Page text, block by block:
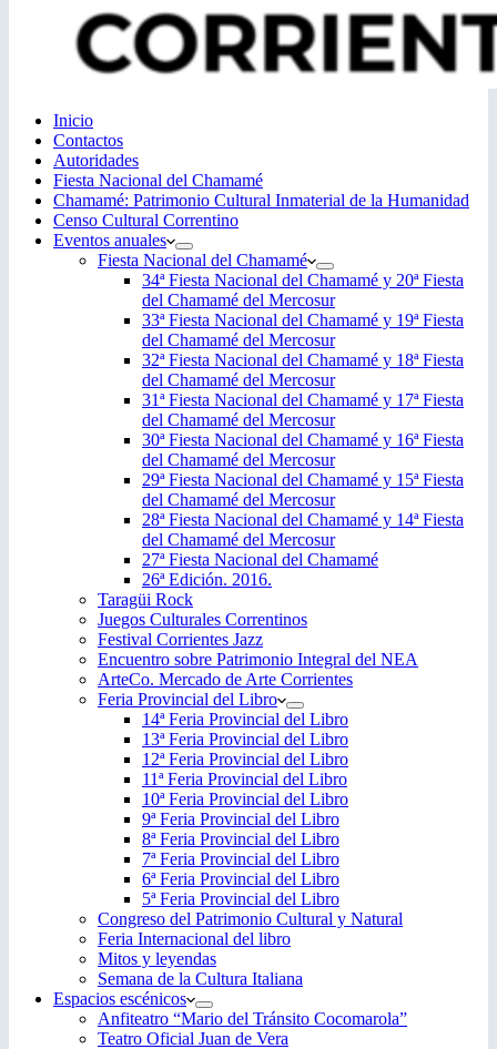
Inicio
Contactos
Autoridades
Fiesta Nacional del Chamamé
Chamamé: Patrimonio Cultural Inmaterial de la Humanidad
Censo Cultural Correntino
Eventos anuales
Fiesta Nacional del Chamamé
34ª Fiesta Nacional del Chamamé y 20ª Fiesta
del Chamamé del Mercosur
33ª Fiesta Nacional del Chamamé y 19ª Fiesta
del Chamamé del Mercosur
32ª Fiesta Nacional del Chamamé y 18ª Fiesta
del Chamamé del Mercosur
31ª Fiesta Nacional del Chamamé y 17ª Fiesta
del Chamamé del Mercosur
30ª Fiesta Nacional del Chamamé y 16ª Fiesta
del Chamamé del Mercosur
29ª Fiesta Nacional del Chamamé y 15ª Fiesta
del Chamamé del Mercosur
28ª Fiesta Nacional del Chamamé y 14ª Fiesta
del Chamamé del Mercosur
27ª Fiesta Nacional del Chamamé
26ª Edición. 2016.
Taragüi Rock
Juegos Culturales Correntinos
Festival Corrientes Jazz
Encuentro sobre Patrimonio Integral del NEA
ArteCo. Mercado de Arte Corrientes
Feria Provincial del Libro
14ª Feria Provincial del Libro
13ª Feria Provincial del Libro
12ª Feria Provincial del Libro
11ª Feria Provincial del Libro
10ª Feria Provincial del Libro
9ª Feria Provincial del Libro
8ª Feria Provincial del Libro
7ª Feria Provincial del Libro
6ª Feria Provincial del Libro
5ª Feria Provincial del Libro
Congreso del Patrimonio Cultural y Natural
Feria Internacional del libro
Mitos y leyendas
Semana de la Cultura Italiana
Espacios escénicos
Anfiteatro “Mario del Tránsito Cocomarola”
Teatro Oficial Juan de Vera